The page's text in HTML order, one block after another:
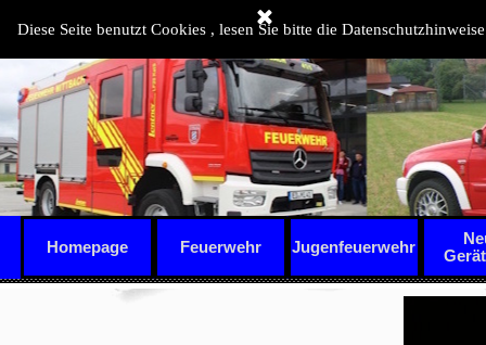
Diese Seite benutzt Cookies , lesen Sie bitte die
Homepage Feuerwehr ▼
Jugenfeuerwehr